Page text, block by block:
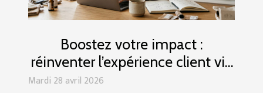
Boostez votre impact :
réinventer l’expérience client via
la création boutique shopify
Mardi 28 avril 2026